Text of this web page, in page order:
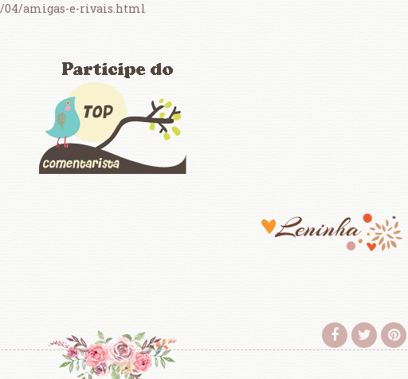
04/amigas-e-rivais.html